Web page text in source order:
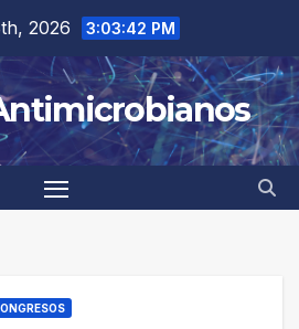
2026 3:03:43 PM